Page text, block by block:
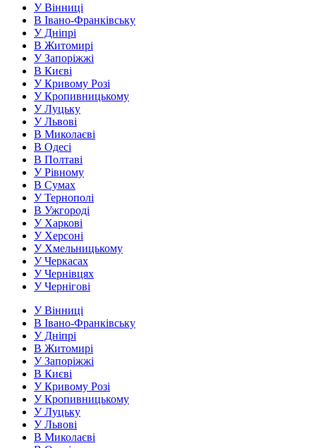
У Вінниці
В Івано-Франківську
У Дніпрі
В Житомирі
У Запоріжжі
В Києві
У Кривому Розі
У Кропивницькому
У Луцьку
У Львові
В Миколаєві
В Одесі
В Полтаві
У Рівному
В Сумах
У Тернополі
В Ужгороді
У Харкові
У Херсоні
У Хмельницькому
У Черкасах
У Чернівцях
У Чернігові
У Вінниці
В Івано-Франківську
У Дніпрі
В Житомирі
У Запоріжжі
В Києві
У Кривому Розі
У Кропивницькому
У Луцьку
У Львові
В Миколаєві